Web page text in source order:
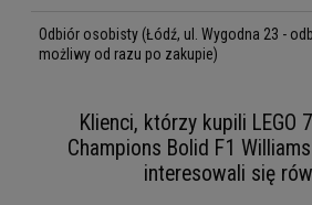
Odbiór osobisty (Łódź, ul. Wygodna 23 -
możliwy od razu po zakupie)
Klienci, którzy kupili LEGO
Champions Bolid F1
interesowali się